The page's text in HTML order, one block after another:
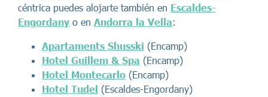
céntrica puedes alojarte también en Escaldes-
Engordany o en Andorra la Vella:
Apartaments Shusski (Encamp)
Hotel Guillem & Spa (Encamp)
Hotel Montecarlo (Encamp)
Hotel Tudel (Escaldes-Engordany)